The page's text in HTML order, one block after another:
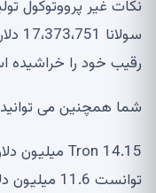
نکات غیر پرووتوکول
رقیب خود را خراشیده
شما همچنین می
توانست 11.6 میلیون دلار ثبت کند.